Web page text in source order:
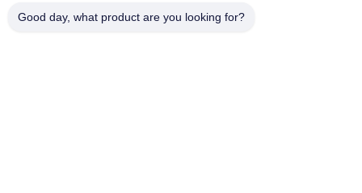
Good day, what product are you looking for?